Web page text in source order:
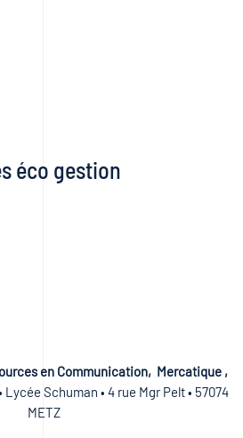
éco gestion
en Communication, Mercatique ,
Lycée Schuman • 4 rue Mgr Pelt • 57074
METZ